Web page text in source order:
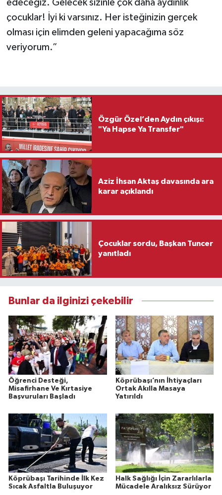
edeceğiz. Gelecek sizinle çok daha aydınlık
çocuklar! İyi ki varsınız. Her isteğinizin gerçek
olması için elimden geleni yapacağıma söz
veriyorum.”
Özgür Özel’den Aydın çıkışı:
"Ya Hapse Ya Transfer"
Aziz İhsan Aktaş davasında ara
karar açıklandı
Çocuklar sordu, Başkan Tuncer
yanıtladı
Bunlar da ilginizi çekebilir
Öğrenci Desteği,
Misafirhane Ve Kırtasiye
Başvuruları Başladı
Köprübaşı’nın İhtiyaçları
Ortak Akılla Masaya
Yatırıldı
Köprübaşı Tarihinde İlk Kez
Sıcak Asfaltla Buluşuyor
Halk Sağlığı İçin Zararlılarla
Mücadele Aralıksız Sürüyor